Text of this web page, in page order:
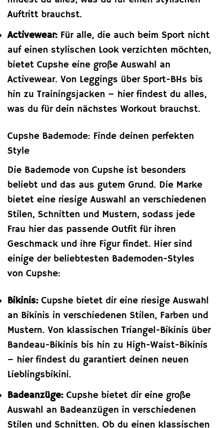
Auftritt brauchst.
Activewear: Für alle, die auch beim Sport nicht
auf einen stylischen Look verzichten möchten,
bietet Cupshe eine große Auswahl an
Activewear. Von Leggings über Sport-BHs bis
hin zu Trainingsjacken – hier findest du alles,
was du für dein nächstes Workout brauchst.
Cupshe Bademode: Finde deinen perfekten
Style
Die Bademode von Cupshe ist besonders
beliebt und das aus gutem Grund. Die Marke
bietet eine riesige Auswahl an verschiedenen
Stilen, Schnitten und Mustern, sodass jede
Frau hier das passende Outfit für ihren
Geschmack und ihre Figur findet. Hier sind
einige der beliebtesten Bademoden-Styles
von Cupshe:
Bikinis: Cupshe bietet dir eine riesige Auswahl
an Bikinis in verschiedenen Stilen, Farben und
Mustern. Von klassischen Triangel-Bikinis über
Bandeau-Bikinis bis hin zu High-Waist-Bikinis
– hier findest du garantiert deinen neuen
Lieblingsbikini.
Badeanzüge: Cupshe bietet dir eine große
Auswahl an Badeanzügen in verschiedenen
Stilen und Schnitten. Ob du einen klassischen